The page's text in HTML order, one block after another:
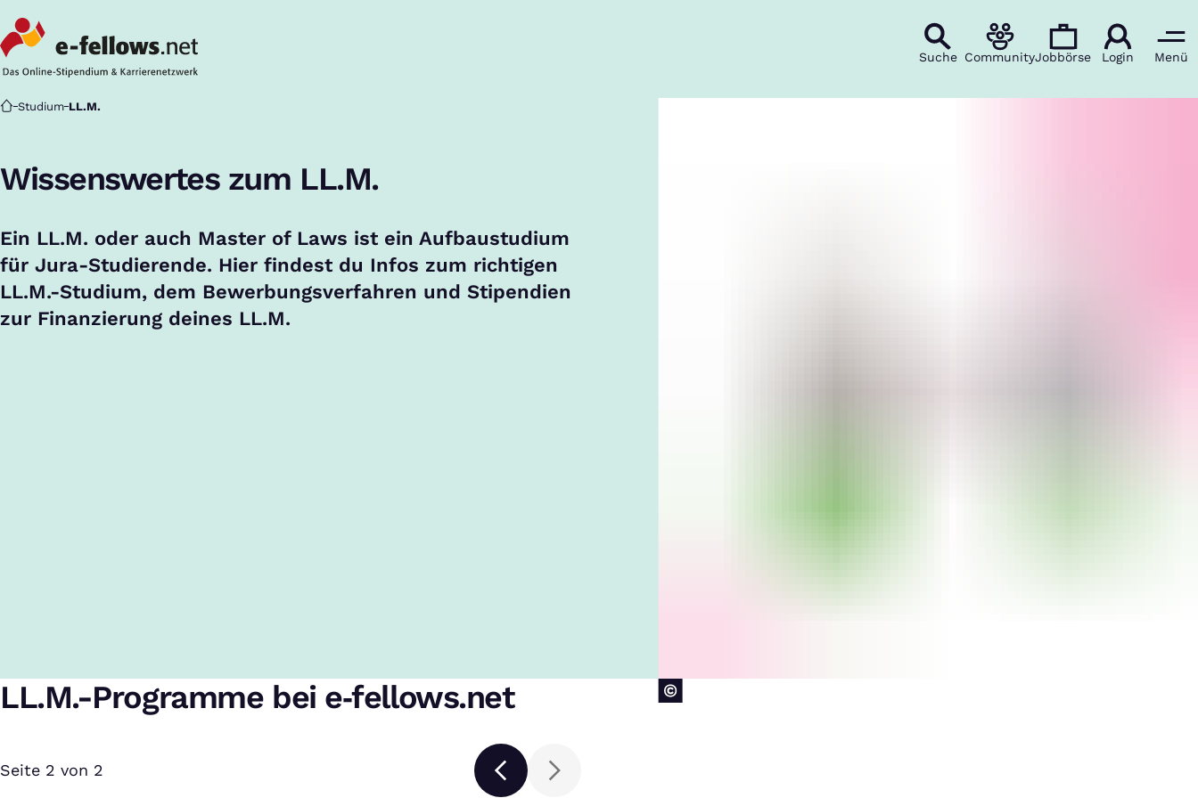
Suche CommunityJobbörse Login Menü
Startseite
Studium LL.M.
Wissenswertes zum LL.M.
Ein LL.M. oder auch Master of Laws ist ein Aufbaustudium
für Jura-Studierende. Hier findest du Infos zum richtigen
LL.M.-Studium, dem Bewerbungsverfahren und Stipendien
zur Finanzierung deines LL.M.
LL.M.-Programme bei e‑fellows.net
Seite 2 von 2